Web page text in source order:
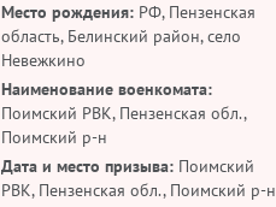
Место рождения: РФ, Пензенская
область, Белинский район, село
Невежкино
Наименование военкомата:
Поимский РВК, Пензенская обл.,
Поимский р-н
Дата и место призыва: Поимский
РВК, Пензенская обл., Поимский р-н